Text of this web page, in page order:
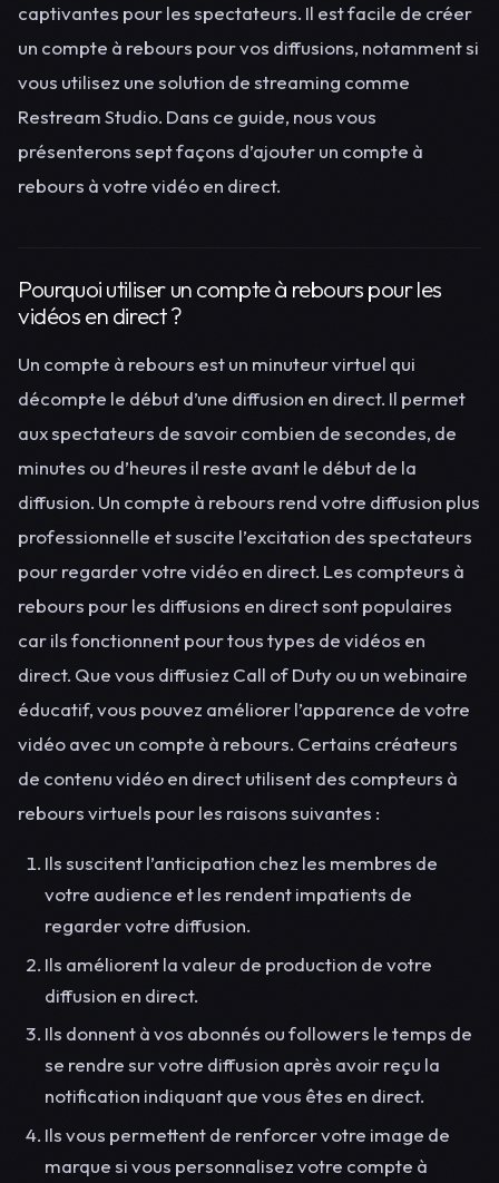
captivantes pour les spectateurs. Il est facile de créer
un compte à rebours pour vos diffusions, notamment si
vous utilisez une solution de streaming comme
Restream Studio. Dans ce guide, nous vous
présenterons sept façons d’ajouter un compte à
rebours à votre vidéo en direct.
Pourquoi utiliser un compte à rebours pour les
vidéos en direct ?
Un compte à rebours est un minuteur virtuel qui
décompte le début d’une diffusion en direct. Il permet
aux spectateurs de savoir combien de secondes, de
minutes ou d’heures il reste avant le début de la
diffusion. Un compte à rebours rend votre diffusion plus
professionnelle et suscite l’excitation des spectateurs
pour regarder votre vidéo en direct. Les compteurs à
rebours pour les diffusions en direct sont populaires
car ils fonctionnent pour tous types de vidéos en
direct. Que vous diffusiez Call of Duty ou un webinaire
éducatif, vous pouvez améliorer l’apparence de votre
vidéo avec un compte à rebours. Certains créateurs
de contenu vidéo en direct utilisent des compteurs à
rebours virtuels pour les raisons suivantes :
Ils suscitent l’anticipation chez les membres de
votre audience et les rendent impatients de
regarder votre diffusion.
Ils améliorent la valeur de production de votre
diffusion en direct.
Ils donnent à vos abonnés ou followers le temps de
se rendre sur votre diffusion après avoir reçu la
notification indiquant que vous êtes en direct.
Ils vous permettent de renforcer votre image de
marque si vous personnalisez votre compte à